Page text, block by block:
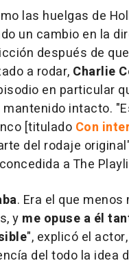
las huelgas de
un cambio en la
después de
a rodar, Charlie
en particular
intacto.
[titulado Con
del rodaje
a The
. Era el que
y me opuse a él
", explicó el
del todo la idea